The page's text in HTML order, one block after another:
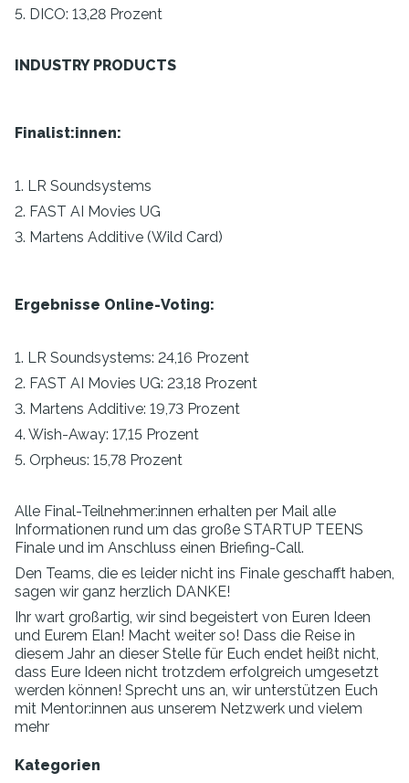
5. DICO: 13,28 Prozent
INDUSTRY PRODUCTS
Finalist:innen:
1. LR Soundsystems
2. FAST AI Movies UG
3. Martens Additive (Wild Card)
Ergebnisse Online-Voting:
1. LR Soundsystems: 24,16 Prozent
2. FAST AI Movies UG: 23,18 Prozent
3. Martens Additive: 19,73 Prozent
4. Wish-Away: 17,15 Prozent
5. Orpheus: 15,78 Prozent
Alle Final-Teilnehmer:innen erhalten per Mail alle
Informationen rund um das große STARTUP TEENS
Finale und im Anschluss einen Briefing-Call.
Den Teams, die es leider nicht ins Finale geschafft haben,
sagen wir ganz herzlich DANKE!
Ihr wart großartig, wir sind begeistert von Euren Ideen
und Eurem Elan! Macht weiter so! Dass die Reise in
diesem Jahr an dieser Stelle für Euch endet heißt nicht,
dass Eure Ideen nicht trotzdem erfolgreich umgesetzt
werden können! Sprecht uns an, wir unterstützen Euch
mit Mentor:innen aus unserem Netzwerk und vielem
mehr
Kategorien